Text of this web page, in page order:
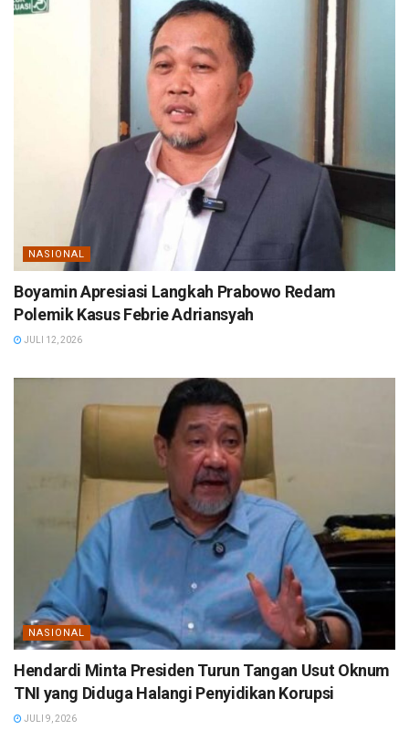
NASIONAL
Boyamin Apresiasi Langkah Prabowo Redam
Polemik Kasus Febrie Adriansyah
JULI 12, 2026
NASIONAL
Hendardi Minta Presiden Turun Tangan Usut Oknum
TNI yang Diduga Halangi Penyidikan Korupsi
JULI 9, 2026